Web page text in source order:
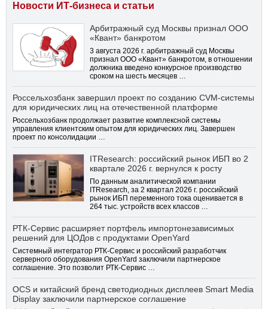
Новости ИТ-бизнеса и статьи
Арбитражный суд Москвы признал ООО
«Квант» банкротом
3 августа 2026 г. арбитражный суд Москвы
признал ООО «Квант» банкротом, в отношении
должника введено конкурсное производство
сроком на шесть месяцев …
Россельхозбанк завершил проект по созданию CVM-системы
для юридических лиц на отечественной платформе
Россельхозбанк продолжает развитие комплексной системы
управления клиентским опытом для юридических лиц. Завершен
проект по консолидации …
ITResearch: российский рынок ИБП во 2
квартале 2026 г. вернулся к росту
По данным аналитической компании
ITResearch, за 2 квартал 2026 г. российский
рынок ИБП переменного тока оценивается в
264 тыс. устройств всех классов …
РТК-Сервис расширяет портфель импортонезависимых
решений для ЦОДов с продуктами OpenYard
Системный интегратор РТК-Сервис и российский разработчик
серверного оборудования OpenYard заключили партнерское
соглашение. Это позволит РТК-Сервис …
OCS и китайский бренд светодиодных дисплеев Smart Media
Display заключили партнерское соглашение